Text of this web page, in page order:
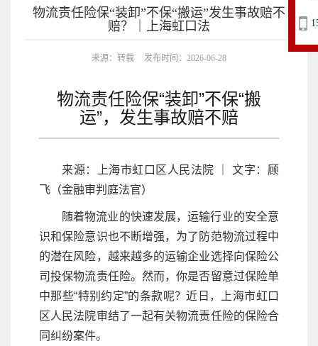
物流责任险保“装卸”不保“搬运”发生事故赔不
赔？｜上海虹口法
来源：转载 发布时间：2026-06-28
物流责任险保“装卸”不保“搬
运”，发生事故赔不赔
来源：上海市虹口区人民法院 ｜ 文字：顾
飞（金融审判庭法官）
随着物流业的快速发展，运输行业的安全意
识和保险意识也不断增强，为了防范物流过程中
的潜在风险，越来越多的运输企业选择向保险公
司投保物流责任险。然而，你是否留意过保险单
中那些“特别约定”的条款呢？近日，上海市虹口
区人民法院审结了一起有关物流责任险的保险合
同纠纷案件。